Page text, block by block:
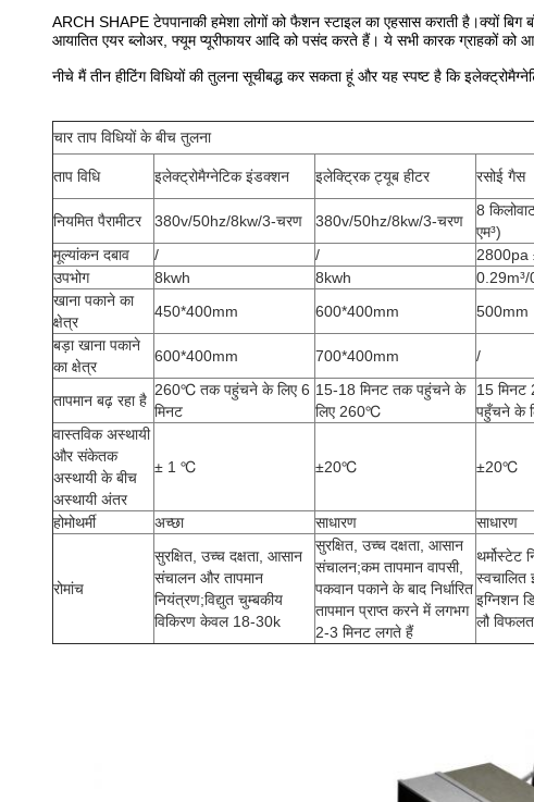
ARCH SHAPE टेपपानाकी हमेशा लोगों को फैशन स्टाइल का एहसास कराती है।क्यों बिग
आयातित एयर ब्लोअर, फ्यूम प्यूरीफायर आदि को पसंद करते हैं। ये सभी कारक ग्राहकों को
नीचे मैं तीन हीटिंग विधियों की तुलना सूचीबद्ध कर सकता हूं और यह स्पष्ट है कि
चार ताप विधियों के बीच तुलना
ताप विधि इलेक्ट्रोमैग्नेटिक इंडक्शन इलेक्ट्रिक ट्यूब हीटर रसोई गैस
नियमित पैरामीटर
380v/50hz/8kw/3-चरण 380v/50hz/8kw/3-चरण
8
एम³)
मूल्यांकन दबाव
/ / 2800pa
उपभोग
8kwh 8kwh
खाना पकाने का
क्षेत्र
450*400mm 600*400mm 500mm
बड़ा खाना पकाने
का क्षेत्र
600*400mm 700*400mm /
तापमान बढ़ रहा है
260℃ तक पहुंचने के लिए 6
मिनट
15-18 मिनट तक पहुंचने के
लिए 260℃
15
पहुँचने के
वास्तविक अस्थायी
और संकेतक
अस्थायी के बीच
अस्थायी अंतर
± 1 ℃ ±20℃ ±20℃
होमोथर्मी अच्छा साधारण साधारण
रोमांच
सुरक्षित, उच्च दक्षता, आसान
संचालन और तापमान
नियंत्रण;विद्युत चुम्बकीय
विकिरण केवल 18-30k
सुरक्षित, उच्च दक्षता, आसान
संचालन;कम तापमान वापसी,
पकवान पकाने के बाद निर्धारित
तापमान प्राप्त करने में लगभग
2-3 मिनट लगते हैं
थर्मोस्टेट
स्वचालित
इग्निशन
लौ